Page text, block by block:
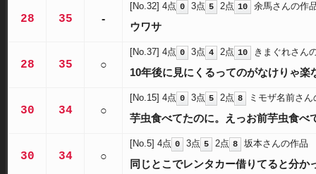
28 35 -
[No.32] 4点 0 3点 5 2点 10 余馬さんの作
ウワサ
28 35 ○
[No.37] 4点 0 3点 4 2点 10 きまぐれさん
10年後に見にくるってのがなけりゃ楽
30 34 ○
[No.15] 4点 0 3点 5 2点 8 ミモザ名前さん
芋虫食べてたのに。えっお前芋虫食べ
30 34 ○
[No.5] 4点 0 3点 5 2点 8 坂本さんの作品
同じとこでレンタカー借りてると分か